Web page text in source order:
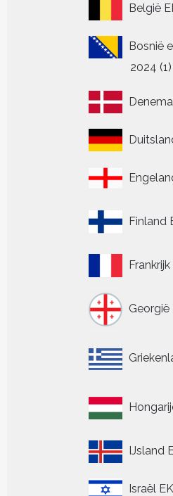
België
Bosnië
2024 11
Finland
Georgië
IJsland
Israël